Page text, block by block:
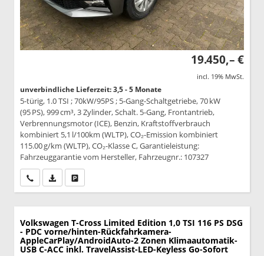
19.450,– €
incl. 19% MwSt.
unverbindliche Lieferzeit: 3,5 - 5 Monate
5-türig, 1.0 TSI ; 70kW/95PS ; 5-Gang-Schaltgetriebe, 70 kW
(95 PS), 999 cm³, 3 Zylinder, Schalt. 5-Gang, Frontantrieb,
Verbrennungsmotor (ICE), Benzin, Kraftstoffverbrauch
kombiniert 5,1 l/100km (WLTP), CO₂-Emission kombiniert
115.00 g/km (WLTP), CO₂-Klasse C, Garantieleistung:
Fahrzeuggarantie vom Hersteller, Fahrzeugnr.: 107327
Wir rufen Sie anPDF-Datei, Fahrzeugexposé drucken
Volkswagen T-Cross Limited Edition 1,0 TSI 116 PS DSG
- PDC vorne/hinten-Rückfahrkamera-
AppleCarPlay/AndroidAuto-2 Zonen Klimaautomatik-
USB C-ACC inkl. TravelAssist-LED-Keyless Go-Sofort